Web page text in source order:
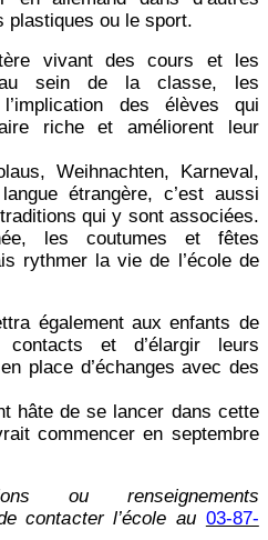
plastiques ou le sport.
vivant des cours et les
au sein de la classe, les
des élèves qui
riche et améliorent leur
Weihnachten, Karneval,
étrangère, c’est aussi
qui y sont associées.
les coutumes et fêtes
rythmer la vie de l’école de
également aux enfants de
contacts et d’élargir leurs
place d’échanges avec des
hâte de se lancer dans cette
commencer en septembre
ou renseignements
contacter l’école au 03-87-